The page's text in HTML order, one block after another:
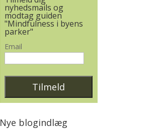
nyhedsmails og
modtag guiden
"Mindfulness i byens
parker"
Email
Nye blogindlæg